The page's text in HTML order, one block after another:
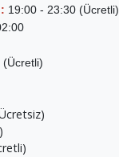
19:00 - 23:30 (Ücretli)
(Ücretli)